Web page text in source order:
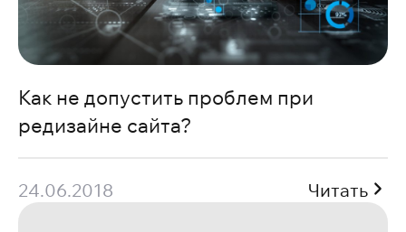
Как не допустить проблем при
редизайне сайта?
24.06.2018 Читать